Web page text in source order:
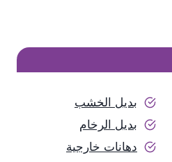
بديل الخشب
بديل الرخام
دهانات خارجية